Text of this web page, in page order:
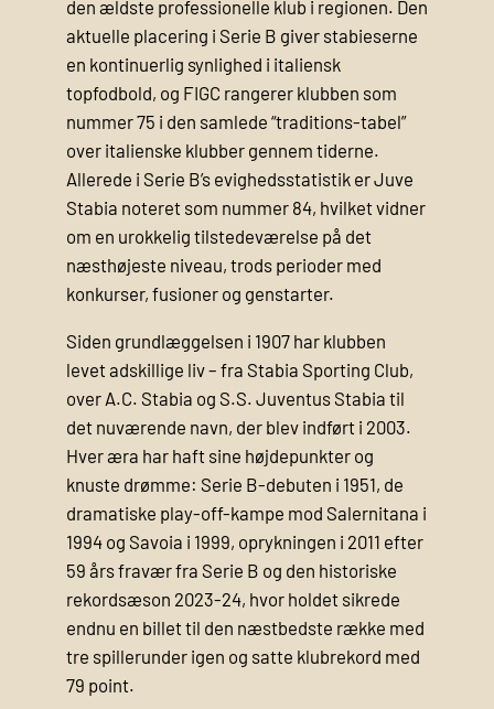
den ældste professionelle klub i regionen. Den
aktuelle placering i Serie B giver stabieserne
en kontinuerlig synlighed i italiensk
topfodbold, og FIGC rangerer klubben som
nummer 75 i den samlede “traditions-tabel”
over italienske klubber gennem tiderne.
Allerede i Serie B’s evighedsstatistik er Juve
Stabia noteret som nummer 84, hvilket vidner
om en urokkelig tilstedeværelse på det
næsthøjeste niveau, trods perioder med
konkurser, fusioner og genstarter.
Siden grundlæggelsen i 1907 har klubben
levet adskillige liv – fra Stabia Sporting Club,
over A.C. Stabia og S.S. Juventus Stabia til
det nuværende navn, der blev indført i 2003.
Hver æra har haft sine højdepunkter og
knuste drømme: Serie B-debuten i 1951, de
dramatiske play-off-kampe mod Salernitana i
1994 og Savoia i 1999, oprykningen i 2011 efter
59 års fravær fra Serie B og den historiske
rekord­sæson 2023-24, hvor holdet sikrede
endnu en billet til den næstbedste række med
tre spillerunder igen og satte klubrekord med
79 point.